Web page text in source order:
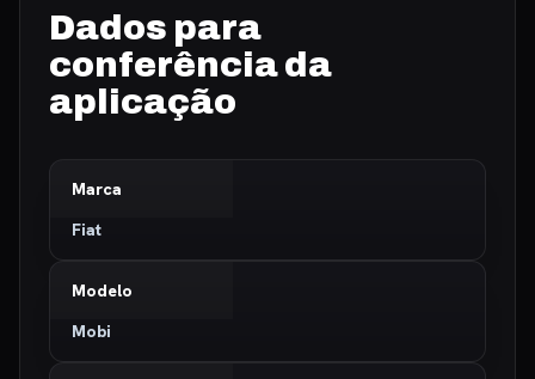
Dados para
conferência da
aplicação
Marca
Fiat
Modelo
Mobi